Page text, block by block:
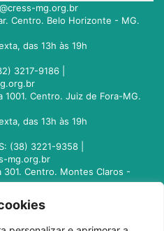
mg.org.br
Centro. Belo Horizonte - MG.
das 13h às 19h
3217-9186 |
1001. Centro. Juiz de Fora-MG.
das 13h às 19h
(38) 3221-9358 |
mg.org.br
301. Centro. Montes Claros -